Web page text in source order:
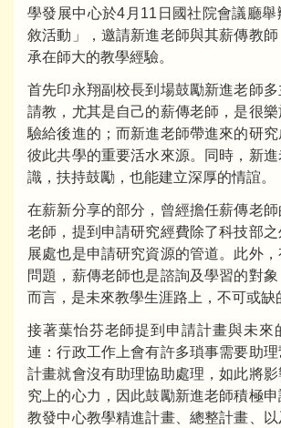
學發展中心於4月11日國社院會議廳舉
敘活動」，邀請新進老師與其薪傳教
承在師大的教學經驗。
首先印永翔副校長到場鼓勵新進老師
請教，尤其是自己的薪傳老師，是很
驗給後進的；而新進老師帶進來的研
彼此共學的重要活水來源。同時，新
識，扶持鼓勵，也能建立深厚的情誼。
在薪新分享的部分，曾經擔任薪傳老
老師，提到申請研究經費除了科技部
展處也是申請研究資源的管道。此外
問題，薪傳老師也是諮詢及學習的對
而言，是未來教學生涯路上，不可或缺
接著葉怡芬老師提到申請計畫與未來
連：行政工作上會有許多瑣事需要助
計畫就會沒有助理協助處理，如此將
究上的心力，因此鼓勵新進老師積極
教發中心教學精進計畫、總整計畫、